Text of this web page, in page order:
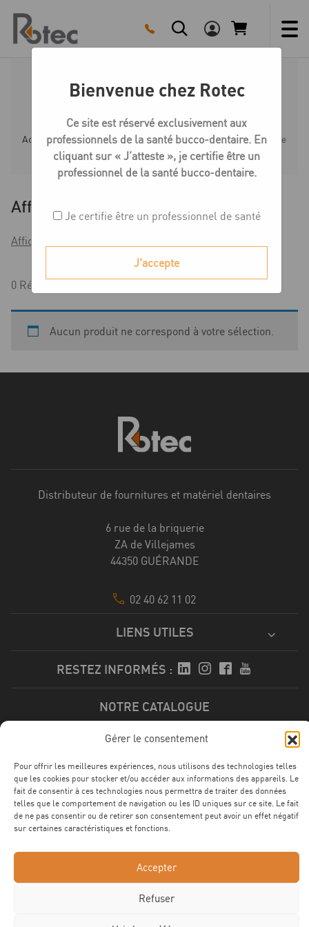
Gérer le consentement
Pour offrir les meilleures expériences, nous utilisons des technologies telles
que les cookies pour stocker et/ou accéder aux informations des appareils. Le
fait de consentir à ces technologies nous permettra de traiter des données
telles que le comportement de navigation ou les ID uniques sur ce site. Le fait
de ne pas consentir ou de retirer son consentement peut avoir un effet négatif
sur certaines caractéristiques et fonctions.
Accepter
Refuser
content
Polissoirs résine
Accueil Boutique Polissoirs Polissoirs résine
Affiner
Afficher les filtres
0 Résultats affichés
Aucun produit ne correspond à votre sélection.
Distributeur de fournitures et matériel dentaires
6 rue de la briquerie
ZA de Villejames
44350 GUÉRANDE
02 40 62 11 02
LIENS UTILES
RESTEZ INFORMÉS :
NOTRE CATALOGUE
NOS CERTFICATIONS
Bienvenue chez Rotec
Ce site est réservé exclusivement aux
professionnels de la santé bucco-dentaire. En
cliquant sur « J’atteste », je certifie être un
professionnel de la santé bucco-dentaire.
Je certifie être un professionnel de santé
J'accepte